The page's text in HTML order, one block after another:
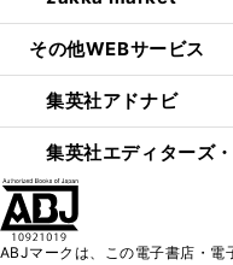
その他WEBサービス
集英社アドナビ
集英社エディターズ
ABJマークは、この電子書店・電